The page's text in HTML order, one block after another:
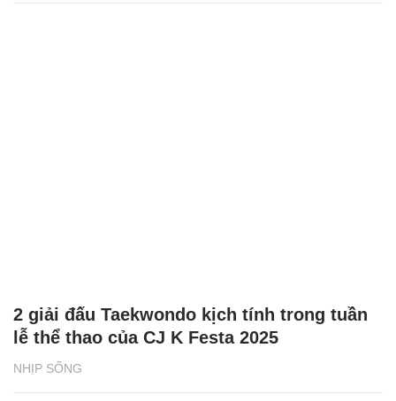
NHỊP SỐNG
2 giải đấu Taekwondo kịch tính trong tuần
lễ thể thao của CJ K Festa 2025